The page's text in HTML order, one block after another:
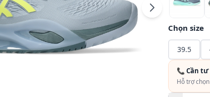
Chọn size
39.5
📞 Cần
Hỗ trợ